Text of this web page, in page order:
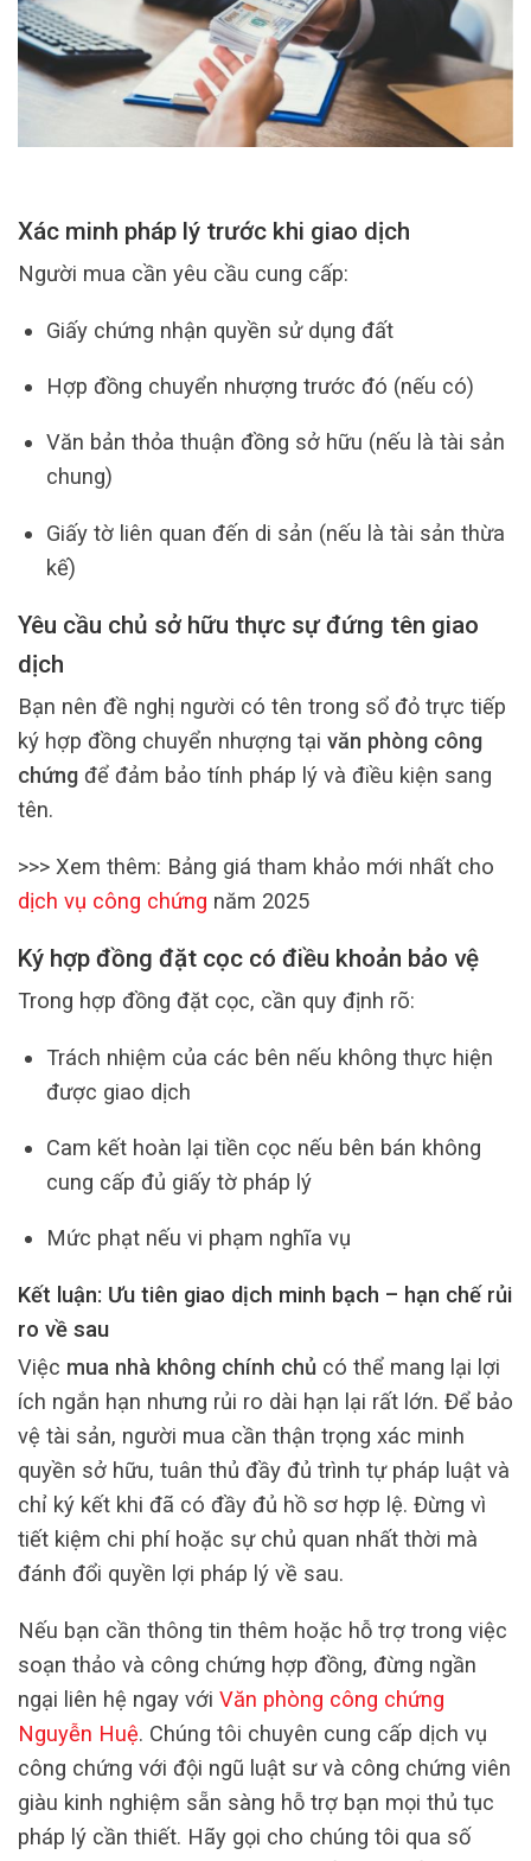
Xác minh pháp lý trước khi giao dịch
Người mua cần yêu cầu cung cấp:
Giấy chứng nhận quyền sử dụng đất
Hợp đồng chuyển nhượng trước đó (nếu có)
Văn bản thỏa thuận đồng sở hữu (nếu là tài sản
chung)
Giấy tờ liên quan đến di sản (nếu là tài sản thừa
kế)
Yêu cầu chủ sở hữu thực sự đứng tên giao
dịch
Bạn nên đề nghị người có tên trong sổ đỏ trực tiếp
ký hợp đồng chuyển nhượng tại văn phòng công
chứng để đảm bảo tính pháp lý và điều kiện sang
tên.
>>> Xem thêm: Bảng giá tham khảo mới nhất cho
dịch vụ công chứng năm 2025
Ký hợp đồng đặt cọc có điều khoản bảo vệ
Trong hợp đồng đặt cọc, cần quy định rõ:
Trách nhiệm của các bên nếu không thực hiện
được giao dịch
Cam kết hoàn lại tiền cọc nếu bên bán không
cung cấp đủ giấy tờ pháp lý
Mức phạt nếu vi phạm nghĩa vụ
Kết luận: Ưu tiên giao dịch minh bạch – hạn chế rủi
ro về sau
Việc mua nhà không chính chủ có thể mang lại lợi
ích ngắn hạn nhưng rủi ro dài hạn lại rất lớn. Để bảo
vệ tài sản, người mua cần thận trọng xác minh
quyền sở hữu, tuân thủ đầy đủ trình tự pháp luật và
chỉ ký kết khi đã có đầy đủ hồ sơ hợp lệ. Đừng vì
tiết kiệm chi phí hoặc sự chủ quan nhất thời mà
đánh đổi quyền lợi pháp lý về sau.
Nếu bạn cần thông tin thêm hoặc hỗ trợ trong việc
soạn thảo và công chứng hợp đồng, đừng ngần
ngại liên hệ ngay với Văn phòng công chứng
Nguyễn Huệ. Chúng tôi chuyên cung cấp dịch vụ
công chứng với đội ngũ luật sư và công chứng viên
giàu kinh nghiệm sẵn sàng hỗ trợ bạn mọi thủ tục
pháp lý cần thiết. Hãy gọi cho chúng tôi qua số